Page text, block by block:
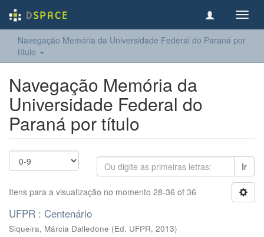
Navegação Memória da Universidade Federal do Paraná por
título
Navegação Memória da
Universidade Federal do
Paraná por título
Ir
Itens para a visualização no momento 28-36 of 36
UFPR : Centenário
Siqueira, Márcia Dalledone (Ed. UFPR, 2013)